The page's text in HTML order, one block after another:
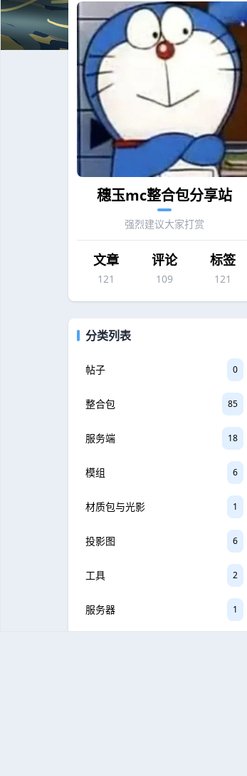
穗玉mc整合包分享站
强烈建议大家打赏
文章 评论 标签
121 109 121
分类列表
帖子 0
整合包 85
服务端 18
模组 6
材质包与光影 1
投影图 6
工具 2
服务器 1